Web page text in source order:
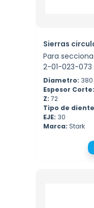
Sierras
Para
2-01-023-073
Diametro: 380
Espesor Corte:
Z: 72
Tipo de
EJE: 30
Marca: Stark